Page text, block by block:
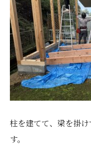
柱を建てて、梁を掛
す。